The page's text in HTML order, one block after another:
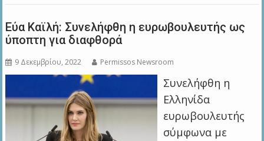
Εύα Καϊλή: Συνελήφθη η ευρωβουλευτής ως
ύποπτη για διαφθορά
9 Δεκεμβρίου, 2022 Permissos Newsroom
Συνελήφθη η
Ελληνίδα
ευρωβουλευτής
σύμφωνα με